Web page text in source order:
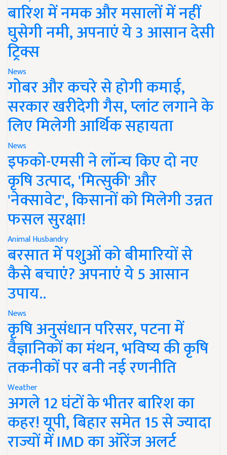
बारिश में नमक और मसालों में नहीं
घुसेगी नमी, अपनाएं ये 3 आसान देसी
ट्रिक्स
News
गोबर और कचरे से होगी कमाई,
सरकार खरीदेगी गैस, प्लांट लगाने के
लिए मिलेगी आर्थिक सहायता
News
इफको-एमसी ने लॉन्च किए दो नए
कृषि उत्पाद, 'मित्सुकी' और
'नेक्सावेट', किसानों को मिलेगी उन्नत
फसल सुरक्षा!
Animal Husbandry
बरसात में पशुओं को बीमारियों से
कैसे बचाएं? अपनाएं ये 5 आसान
उपाय..
News
कृषि अनुसंधान परिसर, पटना में
वैज्ञानिकों का मंथन, भविष्य की कृषि
तकनीकों पर बनी नई रणनीति
Weather
अगले 12 घंटों के भीतर बारिश का
कहर! यूपी, बिहार समेत 15 से ज्यादा
राज्यों में IMD का ऑरेंज अलर्ट